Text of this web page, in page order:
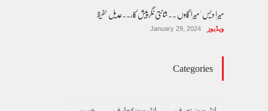
میرا دیس ' میرا گاوں ۔۔شانتی نگرپیش کار۔۔عدیل حفیظ
ویڈیوز January 29, 2024
Categories